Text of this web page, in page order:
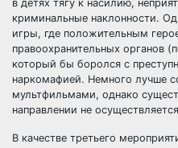
в детях тягу к насилию,
криминальные наклонности.
игры, где положительным
правоохранительных органов
который бы боролся с
наркомафией. Немного лучше
мультфильмами, однако
направлении не
В качестве третьего